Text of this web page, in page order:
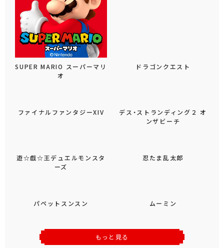
SUPER MARIO スーパーマリ
オ
ドラゴンクエスト
ファイナルファンタジーXIV
デス・ストランディング２ オ
ンザビーチ
遊☆戯☆王デュエルモンスタ
ーズ
忍たま乱太郎
パペットスンスン ムーミン
もっと見る